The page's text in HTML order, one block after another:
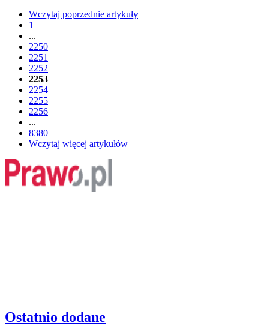
Wczytaj poprzednie artykuły
1
...
2250
2251
2252
2253
2254
2255
2256
...
8380
Wczytaj więcej artykułów
Ostatnio dodane